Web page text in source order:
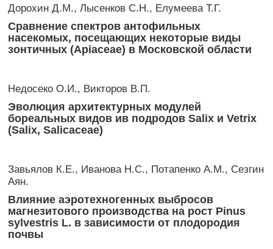
Дорохин Д.М., Лысенков С.Н., Елумеева Т.Г.
Сравнение спектров антофильных
насекомых, посещающих некоторые виды
зонтичных (Apiaceae) в Московской области
Недосеко О.И., Викторов В.П.
Эволюция архитектурных модулей
бореальных видов ив подродов Salix и Vetrix
(Salix, Salicaceae)
Завьялов К.Е., Иванова Н.С., Потапенко А.М., Сезгин
Аян.
Влияние аэротехногенных выбросов
магнезитового производства на рост Pinus
sylvestris L. в зависимости от плодородия
почвы